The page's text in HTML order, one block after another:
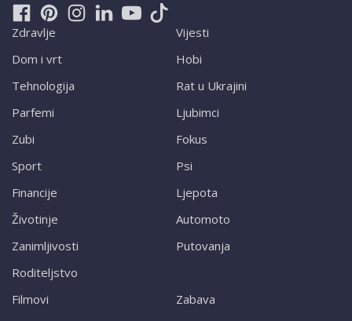
Zdravlje
Dom i vrt
Tehnologija
Parfemi
Zubi
Sport
Financije
Životinje
Zanimljivosti
Roditeljstvo
Vijesti
Hobi
Rat u Ukrajini
Ljubimci
Fokus
Psi
Ljepota
Automoto
Putovanja
Filmovi
Zabava